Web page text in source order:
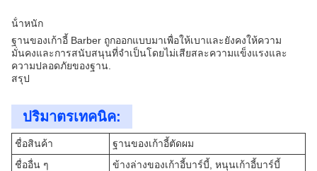
น้ําหนัก
ฐานของเก้าอี้ Barber ถูกออกแบบมาเพื่อให้เบาและยังคงให้ความ
มั่นคงและการสนับสนุนที่จําเป็นโดยไม่เสียสละความแข็งแรงและ
ความปลอดภัยของฐาน.
สรุป
ปริมาตรเทคนิค:
ชื่อสินค้า
ฐานของเก้าอี้ตัดผม
ชื่ออื่น ๆ
ข้างล่างของเก้าอี้บาร์บี้, หนุนเก้าอี้บาร์บี้